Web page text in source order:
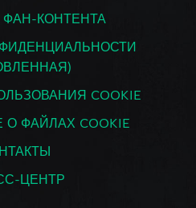
КОНТЕНТА
COOKIE
ФАЙЛАХ COOKIE
ЦЕНТР